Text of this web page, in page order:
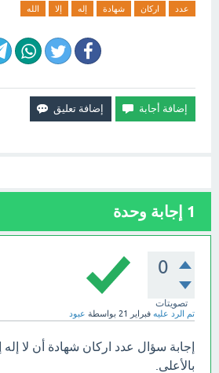
عدد اركان شهادة إله إلا الله
1 إجابة وحدة
0
تصويتات
تم الرد عليه فبراير 21 بواسطة عبود
إجابة سؤال عدد اركان شهادة أن لا إله
بالأعلى.